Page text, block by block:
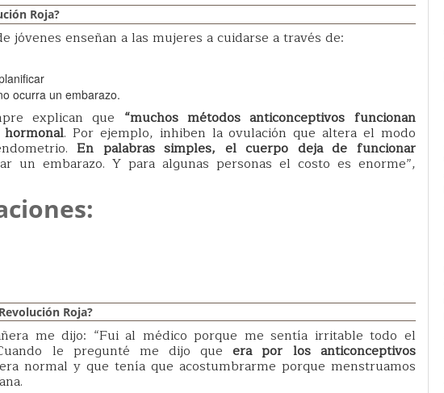
Roja?
jóvenes enseñan a las mujeres a cuidarse a través de:
ocurra un embarazo.
explican que “muchos métodos anticonceptivos funcionan
. Por ejemplo, inhiben la ovulación que altera el modo
En palabras simples, el cuerpo deja de funcionar
un embarazo. Y para algunas personas el costo es enorme”,
Roja?
me dijo: “Fui al médico porque me sentía irritable todo el
le pregunté me dijo queera por los anticonceptivos
normal y que tenía que acostumbrarme porque menstruamos